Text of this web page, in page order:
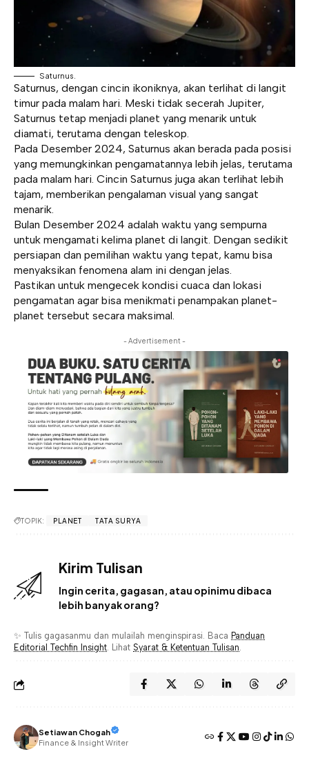
Saturnus.
Saturnus, dengan cincin ikoniknya, akan terlihat di langit
timur pada malam hari. Meski tidak secerah Jupiter,
Saturnus tetap menjadi planet yang menarik untuk
diamati, terutama dengan teleskop.
Pada Desember 2024, Saturnus akan berada pada posisi
yang memungkinkan pengamatannya lebih jelas, terutama
pada malam hari. Cincin Saturnus juga akan terlihat lebih
tajam, memberikan pengalaman visual yang sangat
menarik.
Bulan Desember 2024 adalah waktu yang sempurna
untuk mengamati kelima planet di langit. Dengan sedikit
persiapan dan pemilihan waktu yang tepat, kamu bisa
menyaksikan fenomena alam ini dengan jelas.
Pastikan untuk mengecek kondisi cuaca dan lokasi
pengamatan agar bisa menikmati penampakan planet-
planet tersebut secara maksimal.
- Advertisement -
TOPIK: PLANET TATA SURYA
Kirim Tulisan
Ingin cerita, gagasan, atau opinimu dibaca
lebih banyak orang?
✨ Tulis gagasanmu dan mulailah menginspirasi. Baca Panduan
Editorial Techfin Insight. Lihat Syarat & Ketentuan Tulisan.
Setiawan Chogah
Finance & Insight Writer